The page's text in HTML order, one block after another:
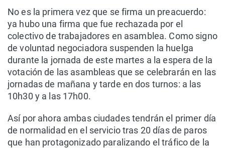
No es la primera vez que se firma un preacuerdo:
ya hubo una firma que fue rechazada por el
colectivo de trabajadores en asamblea. Como signo
de voluntad negociadora suspenden la huelga
durante la jornada de este martes a la espera de la
votación de las asambleas que se celebrarán en las
jornadas de mañana y tarde en dos turnos: a las
10h30 y a las 17h00.
Así por ahora ambas ciudades tendrán el primer día
de normalidad en el servicio tras 20 días de paros
que han protagonizado paralizando el tráfico de la